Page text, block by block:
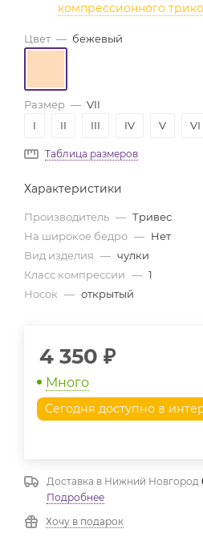
компрессионного
Цвет — бежевый
Размер — VII
I
II III IV V VI
Таблица размеров
Характеристики
Производитель — Тривес
На широкое бедро — Нет
Вид изделия — чулки
Класс компрессии — 1
Носок — открытый
4 350 ₽
Много
Сегодня доступно в
Доставка в Нижний Новгород
Подробнее
Хочу в подарок